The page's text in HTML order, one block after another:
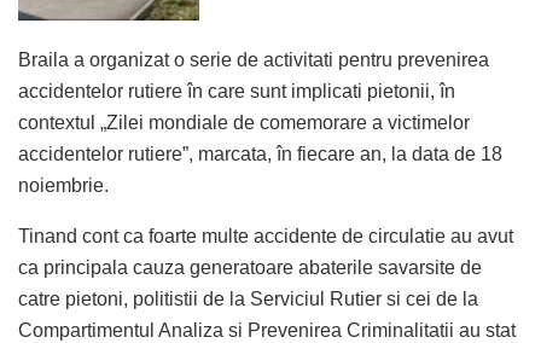
Braila a organizat o serie de activitati pentru prevenirea
accidentelor rutiere în care sunt implicati pietonii, în
contextul „Zilei mondiale de comemorare a victimelor
accidentelor rutiere”, marcata, în fiecare an, la data de 18
noiembrie.
Tinand cont ca foarte multe accidente de circulatie au avut
ca principala cauza generatoare abaterile savarsite de
catre pietoni, politistii de la Serviciul Rutier si cei de la
Compartimentul Analiza si Prevenirea Criminalitatii au stat